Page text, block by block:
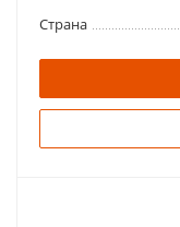
Страна